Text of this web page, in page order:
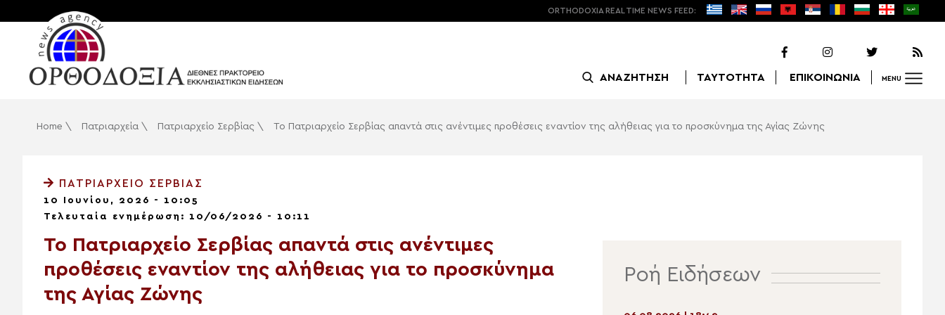
ORTHODOXIA REAL TIME NEWS FEED:
ΑΝΑΖΗΤΗΣΗ ΤΑΥΤΟΤΗΤΑ ΕΠΙΚΟΙΝΩΝΙΑ MENU
Αναζήτηση
Home \ Πατριαρχεία \ Πατριαρχείο Σερβίας \ Το Πατριαρχείο Σερβίας απαντά στις ανέντιμες προθέσεις εναντίον της αλήθειας για το προσκύνημα της Αγίας Ζώνης
ΠΑΤΡΙΑΡΧΕΊΟ ΣΕΡΒΊΑΣ
10 Ιουνίου, 2026 - 10:05
Τελευταία ενημέρωση: 10/06/2026 - 10:11
Το Πατριαρχείο Σερβίας απαντά στις ανέντιμες
προθέσεις εναντίον της αλήθειας για το προσκύνημα
της Αγίας Ζώνης
Ροή Ειδήσεων